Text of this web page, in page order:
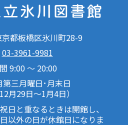
都板橋区氷川町28-9
03-3961-9981
9:00 ～ 20:00
三月曜日･月末日
月29日～1月4日）
日と重なるときは開館し、
以外の日が休館日になりま